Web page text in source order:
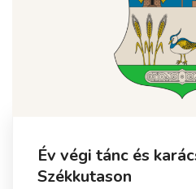
Év végi tánc és
Székkutason